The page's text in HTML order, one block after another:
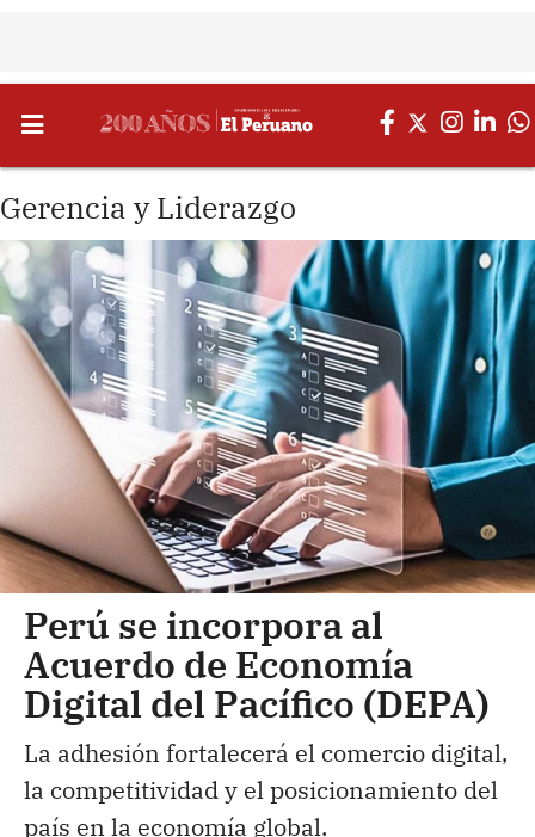
Gerencia y Liderazgo
Perú se incorpora al
Acuerdo de Economía
Digital del Pacífico (DEPA)
La adhesión fortalecerá el comercio digital,
la competitividad y el posicionamiento del
país en la economía global.